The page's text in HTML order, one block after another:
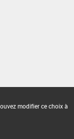
modifier ce choix à